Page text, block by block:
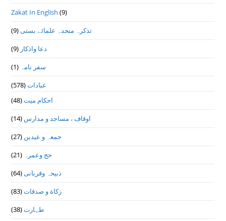
Zakat In English (9)
تذكرہ متحدہ علمائے بستى(9)
دعا واذكار (9)
سفر نامہ (1)
عبادات(578)
احکام میت(48)
اوقاف ، مساجد و مدارس (14)
جمعہ و عیدین (27)
حج وعمرہ (21)
ذبیحہ وقربانی(64)
زکاة و صدقات(83)
طہارت(38)